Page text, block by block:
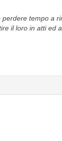
tempo a
il loro in atti ed